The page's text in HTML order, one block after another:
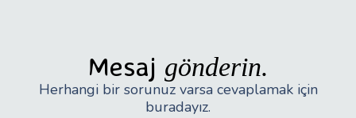
Mesaj gönderin.
Herhangi bir sorunuz varsa cevaplamak için
buradayız.